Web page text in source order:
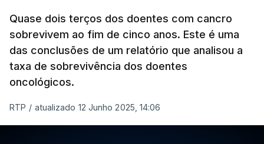
Quase dois terços dos doentes com cancro
sobrevivem ao fim de cinco anos. Este é uma
das conclusões de um relatório que analisou a
taxa de sobrevivência dos doentes
oncológicos.
RTP / atualizado 12 Junho 2025, 14:06